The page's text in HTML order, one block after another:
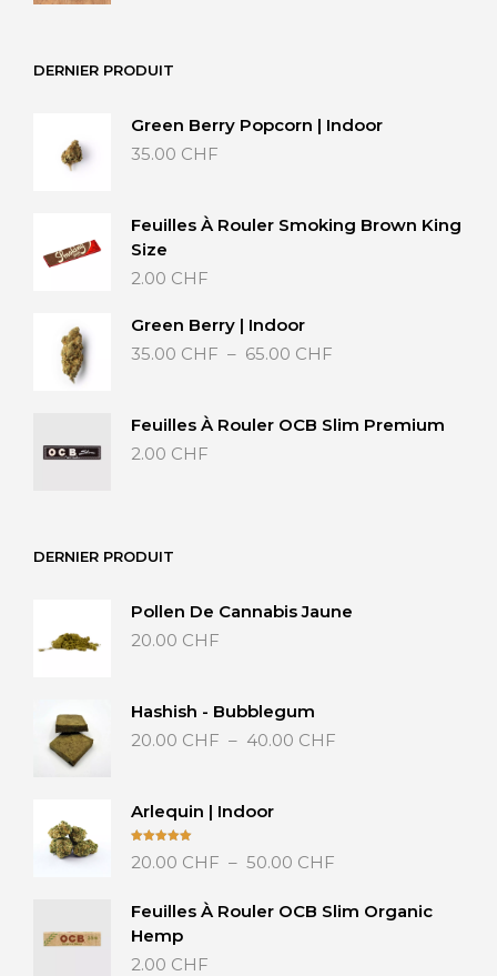
DERNIER PRODUIT
Green Berry Popcorn | Indoor
35.00 CHF
Feuilles À Rouler Smoking Brown King
Size
2.00 CHF
Green Berry | Indoor
35.00 CHF – 65.00 CHF
35.00 CHF
à
Feuilles À Rouler OCB Slim Premium
2.00 CHF
DERNIER PRODUIT
Pollen De Cannabis Jaune
20.00 CHF
Hashish - Bubblegum
20.00 CHF – 40.00 CHF
Arlequin | Indoor
sur 5
20.00 CHF – 50.00 CHF
prix :
20.00 CHF
Feuilles À Rouler OCB Slim Organic
Hemp
2.00 CHF